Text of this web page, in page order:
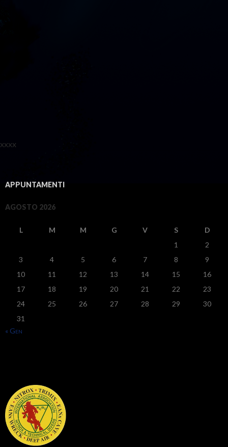
xxxx
APPUNTAMENTI
AGOSTO 2026
L M M G V S
D
1
2
3
4 5 6 7 8
9
10
11 12 13 14 15
16
17
18 19 20 21 22
23
24
25 26 27 28 29
30
31
« Gen